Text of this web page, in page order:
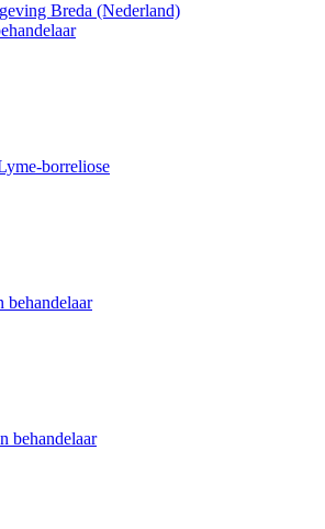
Breda (Nederland)
borreliose
behandelaar
behandelaar